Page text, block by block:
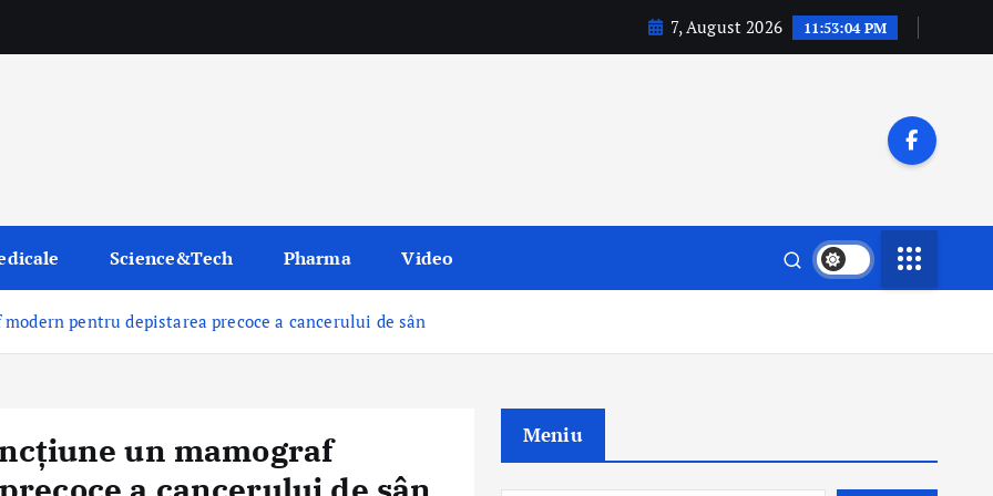
7, August 2026 11:53:06 PM
Science&Tech Pharma Video
pentru depistarea precoce a cancerului de sân
un mamograf
Meniu